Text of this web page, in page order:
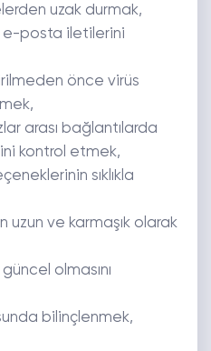
uzak durmak,
e-posta iletilerini
önce virüs
arası bağlantılarda
kontrol etmek,
sıklıkla
uzun ve karmaşık olarak
olmasını
bilinçlenmek,